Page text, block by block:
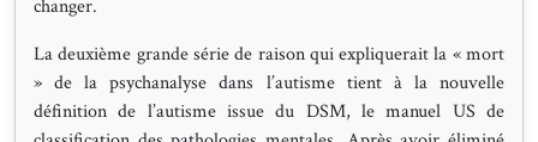
changer.
La deuxième grande série de raison qui expliquerait la « mort
» de la psychanalyse dans l’autisme tient à la nouvelle
définition de l’autisme issue du DSM, le manuel US de